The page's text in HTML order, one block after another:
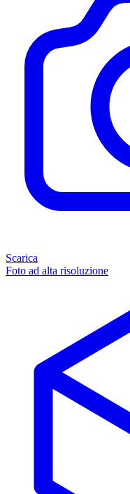
Scarica
Foto ad alta risoluzione